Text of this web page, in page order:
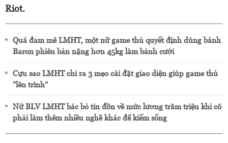
Riot.
Quá đam mê LMHT, một nữ game thủ quyết định dùng bánh
Baron phiên bản nặng hơn 45kg làm bánh cưới
Cựu sao LMHT chỉ ra 3 mẹo cài đặt giao diện giúp game thủ
"lên trình"
Nữ BLV LMHT bác bỏ tin đồn về mức lương trăm triệu khi cô
phải làm thêm nhiều nghề khác để kiếm sống